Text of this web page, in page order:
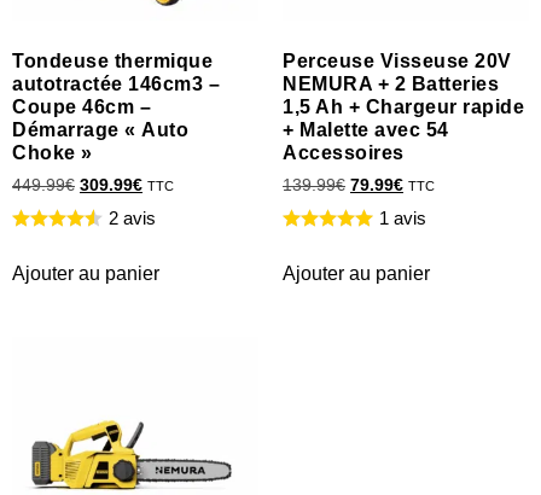
Tondeuse thermique
autotractée 146cm3 –
Coupe 46cm –
Démarrage « Auto
Choke »
449.99€ 309.99€ TTC
2 avis
Ajouter au panier
Perceuse Visseuse 20V
NEMURA + 2 Batteries
1,5 Ah + Chargeur rapide
+ Malette avec 54
Accessoires
139.99€ 79.99€ TTC
1 avis
Ajouter au panier